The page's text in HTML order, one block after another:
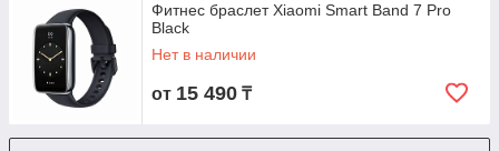
Фитнес браслет Xiaomi Smart Band 7 Pro
Black
Нет в наличии
от 15 490 ₸